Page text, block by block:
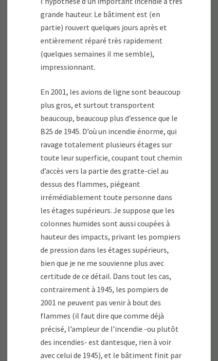
grande hauteur. Le bâtiment est (en
partie) rouvert quelques jours après et
entièrement réparé très rapidement
(quelques semaines il me semble),
impressionnant.
En 2001, les avions de ligne sont beaucoup
plus gros, et surtout transportent
beaucoup, beaucoup plus d’essence que le
B25 de 1945. D’où un incendie énorme, qui
ravage totalement plusieurs étages sur
toute leur superficie, coupant tout chemin
d’accès vers la partie des gratte-ciel au
dessus des flammes, piégeant
irrémédiablement toute personne dans
les étages supérieurs. Je suppose que les
colonnes humides sont aussi coupées à
hauteur des impacts, privant les pompiers
de pression dans les étages supérieurs,
bien que je ne me souvienne plus avec
certitude de ce détail. Dans tout les cas,
contrairement à 1945, les pompiers de
2001 ne peuvent pas venir à bout des
flammes (il faut dire que comme déjà
précisé, l’ampleur de l’incendie -ou plutôt
des incendies- est dantesque, rien à voir
avec celui de 1945), et le bâtiment finit par